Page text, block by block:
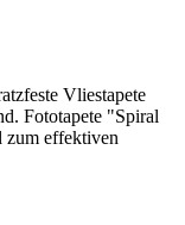
Vliestapete
Fototapete "Spiral
zum effektiven